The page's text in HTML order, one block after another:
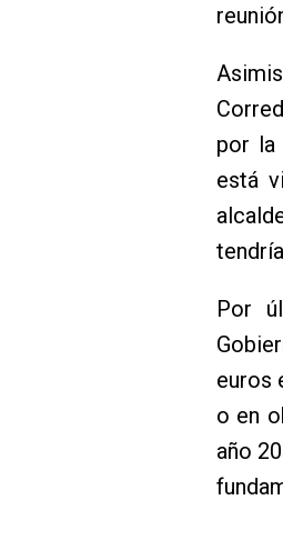
por la
está
Por
euros
o en
año